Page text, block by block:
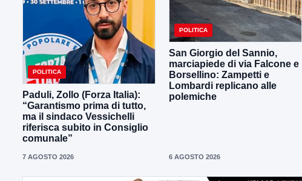
POLITICA
Paduli, Zollo (Forza Italia):
“Garantismo prima di tutto,
ma il sindaco Vessichelli
riferisca subito in Consiglio
comunale”
7 AGOSTO 2026
POLITICA
San Giorgio del Sannio,
marciapiede di via Falcone e
Borsellino: Zampetti e
Lombardi replicano alle
polemiche
6 AGOSTO 2026